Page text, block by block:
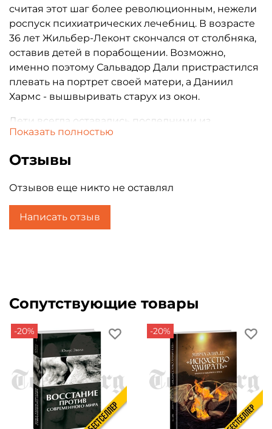
считая этот шаг более революционным, нежели
роспуск психиатрических лечебниц. В возрасте
36 лет Жильбер-Леконт скончался от столбняка,
оставив детей в порабощении. Возможно,
именно поэтому Сальвадор Дали пристрастился
плевать на портрет своей матери, а Даниил
Хармс - вышвыривать старух из окон.
Дети всегда оставались последними из
соискателей свободы. Их короткий век - время
удавалось избежать столь горькой участи. Но, как
другого. Ядовитый старикашка Луи-Фердинанд
Селин считал, что после десяти лет в человеке
не остается ничего хорошего. Волшебство
все верно. Более того, Хармс видел все это и в
детях младше десяти лет. А значит, никаким
иным, кроме как безрадостным, детство быть не
может. Оно либо таково, либо его нет вообще.
Показать полностью
Отзывы
Отзывов еще никто не оставлял
Написать отзыв
Сопутствующие товары
-20% -20%